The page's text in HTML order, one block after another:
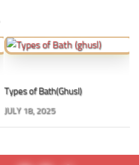
Types of Bath(Ghusl)
JULY 18, 2025